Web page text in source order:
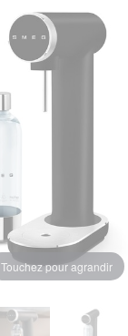
Touchez pour agrandir